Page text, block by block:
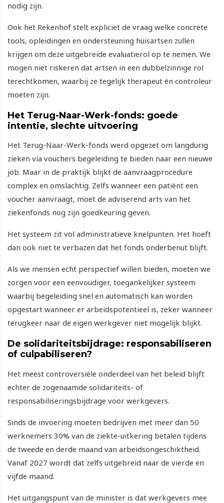
nodig zijn.
Ook het Rekenhof stelt expliciet de vraag welke concrete
tools, opleidingen en ondersteuning huisartsen zullen
krijgen om deze uitgebreide evaluatierol op te nemen. We
mogen niet riskeren dat artsen in een dubbelzinnige rol
terechtkomen, waarbij ze tegelijk therapeut én controleur
moeten zijn.
Het Terug-Naar-Werk-fonds: goede
intentie, slechte uitvoering
Het Terug-Naar-Werk-fonds werd opgezet om langdurig
zieken via vouchers begeleiding te bieden naar een nieuwe
job. Maar in de praktijk blijkt de aanvraagprocedure
complex en omslachtig. Zelfs wanneer een patiënt een
voucher aanvraagt, moet de adviserend arts van het
ziekenfonds nog zijn goedkeuring geven.
Het systeem zit vol administratieve knelpunten. Het hoeft
dan ook niet te verbazen dat het fonds onderbenut blijft.
Als we mensen echt perspectief willen bieden, moeten we
zorgen voor een eenvoudiger, toegankelijker systeem
waarbij begeleiding snel en automatisch kan worden
opgestart wanneer er arbeidspotentieel is, zeker wanneer
terugkeer naar de eigen werkgever niet mogelijk blijkt.
De solidariteitsbijdrage: responsabiliseren
of culpabiliseren?
Het meest controversiële onderdeel van het beleid blijft
echter de zogenaamde solidariteits- of
responsabiliseringsbijdrage voor werkgevers.
Sinds de invoering moeten bedrijven met meer dan 50
werknemers 30% van de ziekte-uitkering betalen tijdens
de tweede en derde maand van arbeidsongeschiktheid.
Vanaf 2027 wordt dat zelfs uitgebreid naar de vierde en
vijfde maand.
Het uitgangspunt van de minister is dat werkgevers mee